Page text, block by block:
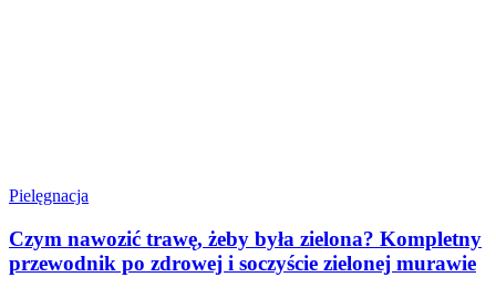
Pielęgnacja
Czym nawozić trawę, żeby była zielona? Kompletny
przewodnik po zdrowej i soczyście zielonej murawie